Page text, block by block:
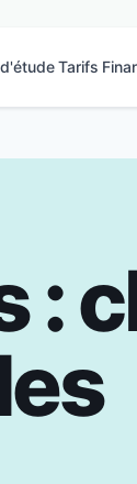
Tarifs
: